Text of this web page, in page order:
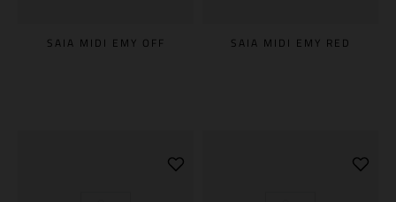
SAIA MIDI EMY OFF SAIA MIDI EMY RED